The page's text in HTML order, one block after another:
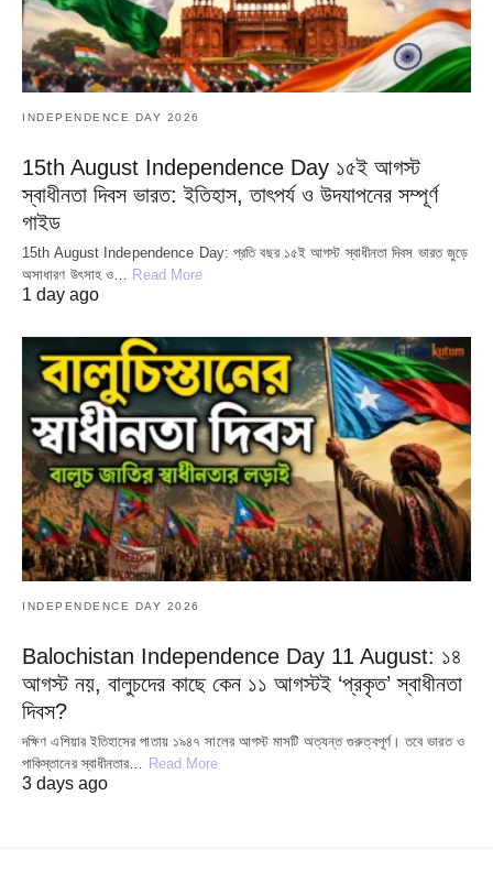
INDEPENDENCE DAY 2026
15th August Independence Day ১৫ই আগস্ট
স্বাধীনতা দিবস ভারত: ইতিহাস, তাৎপর্য ও উদযাপনের সম্পূর্ণ
গাইড
15th August Independence Day: প্রতি বছর ১৫ই আগস্ট স্বাধীনতা দিবস ভারত জুড়ে
অসাধারণ উৎসাহ ও…
Read More
1 day ago
INDEPENDENCE DAY 2026
Balochistan Independence Day 11 August: ১৪
আগস্ট নয়, বালুচদের কাছে কেন ১১ আগস্টই ‘প্রকৃত’ স্বাধীনতা
দিবস?
দক্ষিণ এশিয়ার ইতিহাসের পাতায় ১৯৪৭ সালের আগস্ট মাসটি অত্যন্ত গুরুত্বপূর্ণ। তবে ভারত ও
পাকিস্তানের স্বাধীনতার… Read More
3 days ago